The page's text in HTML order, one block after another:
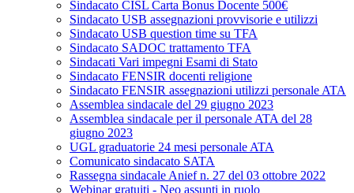
Sindacato CISL Carta Bonus Docente 500€
Sindacato USB assegnazioni provvisorie e utilizzi
Sindacato USB question time su TFA
Sindacato SADOC trattamento TFA
Sindacati Vari impegni Esami di Stato
Sindacato FENSIR docenti religione
Sindacato FENSIR assegnazioni utilizzi personale ATA
Assemblea sindacale del 29 giugno 2023
Assemblea sindacale per il personale ATA del 28
giugno 2023
UGL graduatorie 24 mesi personale ATA
Comunicato sindacato SATA
Rassegna sindacale Anief n. 27 del 03 ottobre 2022
Webinar gratuiti - Neo assunti in ruolo